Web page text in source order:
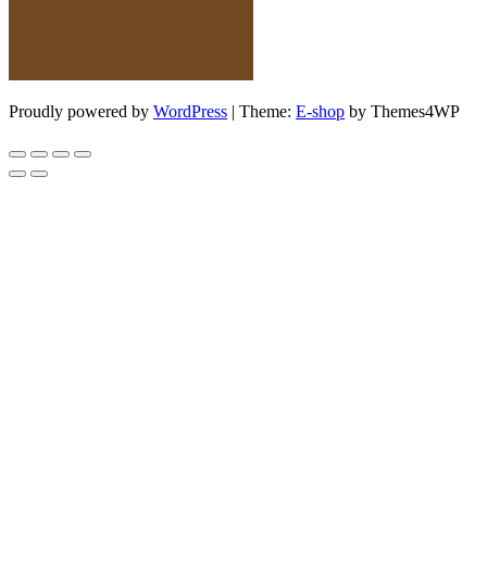
Proudly powered by WordPress | Theme: E-shop by Themes4WP